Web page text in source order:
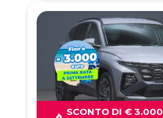
SCONTO DI € 3.000